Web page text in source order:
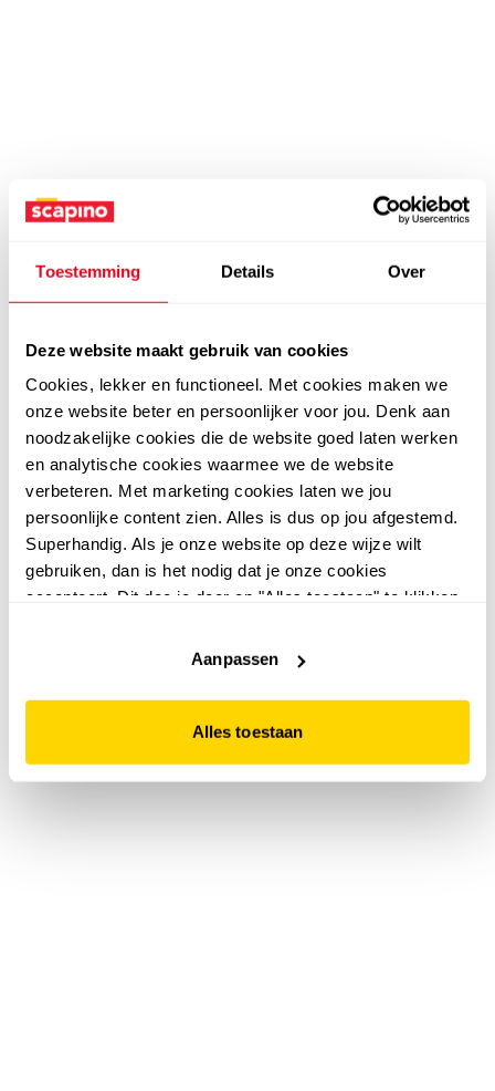
Toestemming Details Over
Deze website maakt gebruik van cookies
Cookies, lekker en functioneel. Met cookies maken we
onze website beter en persoonlijker voor jou. Denk aan
noodzakelijke cookies die de website goed laten werken
en analytische cookies waarmee we de website
verbeteren. Met marketing cookies laten we jou
persoonlijke content zien. Alles is dus op jou afgestemd.
Superhandig. Als je onze website op deze wijze wilt
gebruiken, dan is het nodig dat je onze cookies
accepteert. Dit doe je door op "Alles toestaan" te klikken.
website niet optimaal functioneert.
Aanpassen
Alles toestaan